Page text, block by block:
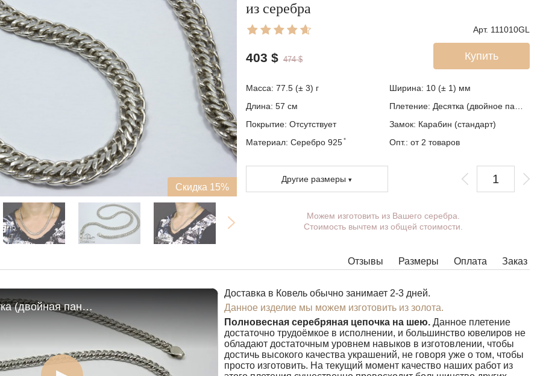
Скидка 15%
из серебра
Арт. 111010GL
Купить
403 $ 474 $
Масса:77.5 (± 3) г Ширина: 10 (± 1) мм
Длина:57 см Плетение: Десятка (двойное панцирное)
Покрытие:Отсутствует Замок: Карабин (стандарт)
Материал: Серебро 925 ̊
Опт.: от 2 товаров
Другие размеры
Вы можете выбрать покрытие, массу,
длину, ширину, замок.
в таких случаях наши менеджеры свяжутся с
Можем изготовить из Вашего серебра.
Стоимость вычтем из общей стоимости.
Отзывы Заказ
Оплата
Размеры
Цепь Десятка (двойная панцирная)
Доставка в Ковель обычно занимает 2-3 дней.
Данное изделие мы можем изготовить из золота.
Полновесная серебряная цепочка на шею.Данное плетение
достаточно трудоёмкое в исполнении, и большинство ювелиров не
обладают достаточным уровнем навыков в изготовлении, чтобы
достичь высокого качества украшений, не говоря уже о том, чтобы
просто изготовить. На текущий момент качество наших работ из